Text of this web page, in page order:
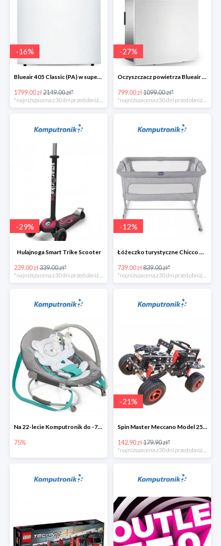
-16%
Blueair 405 Classic (PA) w super cenie
1799.00 zł2149.00 zł*
*najniższa cena z 30 dni przed obniżką
-27%
Oczyszczacz powietrza Blueair 203 Classic (SM) w super cenie
799.00 zł1099.00 zł*
*najniższa cena z 30 dni przed obniżką
-29%
Hulajnoga Smart Trike Scooter
239.00 zł339.00 zł*
-12%
Łóżeczko turystyczne Chicco Next2Me Dream Luna
739.00 zł839.00 zł*
Na 22-lecie Komputronik do -75%
75%
-21%
Spin Master Meccano Model 25 w 1 Terenówka
142.90 zł179.90 zł*